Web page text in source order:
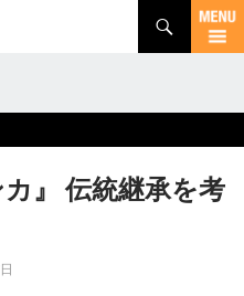
』 伝統継承を考